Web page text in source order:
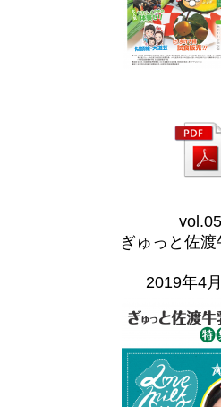
vol.05
ぎゅっと佐
2019年4